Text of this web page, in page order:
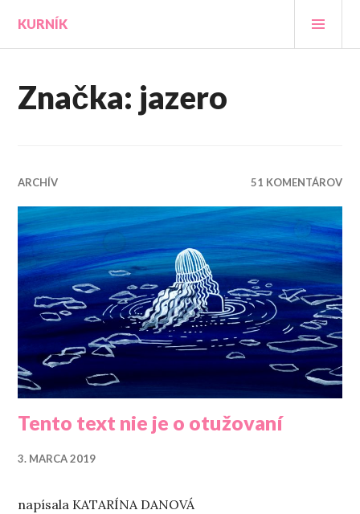
obsah
KURNÍK
Značka: jazero
ARCHÍV 51 KOMENTÁROV
Tento text nie je o otužovaní
3. MARCA 2019
napísala KATARÍNA DANOVÁ